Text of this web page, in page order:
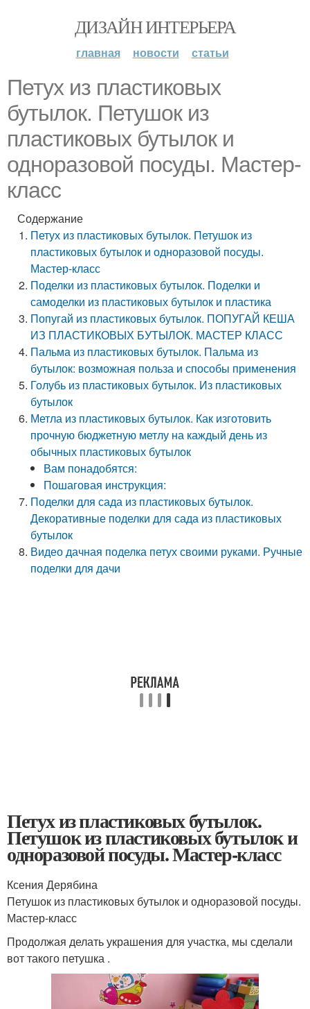
ДИЗАЙН ИНТЕРЬЕРА
главная новости статьи
Петух из пластиковых
бутылок. Петушок из
пластиковых бутылок и
одноразовой посуды. Мастер-
класс
Содержание
Петух из пластиковых бутылок. Петушок из
пластиковых бутылок и одноразовой посуды.
Мастер-класс
Поделки из пластиковых бутылок. Поделки и
самоделки из пластиковых бутылок и пластика
Попугай из пластиковых бутылок. ПОПУГАЙ КЕША
ИЗ ПЛАСТИКОВЫХ БУТЫЛОК. МАСТЕР КЛАСС
Пальма из пластиковых бутылок. Пальма из
бутылок: возможная польза и способы применения
Голубь из пластиковых бутылок. Из пластиковых
бутылок
Метла из пластиковых бутылок. Как изготовить
прочную бюджетную метлу на каждый день из
обычных пластиковых бутылок
Вам понадобятся:
Пошаговая инструкция:
Поделки для сада из пластиковых бутылок.
Декоративные поделки для сада из пластиковых
бутылок
Видео дачная поделка петух своими руками. Ручные
поделки для дачи
Петух из пластиковых бутылок.
Петушок из пластиковых бутылок и
одноразовой посуды. Мастер-класс
Ксения Дерябина
Петушок из пластиковых бутылок и одноразовой посуды.
Мастер-класс
Продолжая делать украшения для участка, мы сделали
вот такого петушка .